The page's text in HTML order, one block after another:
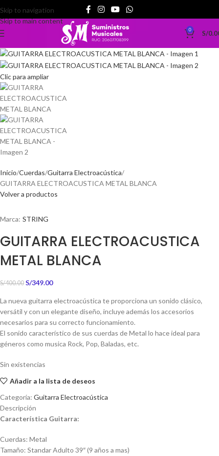
Skip to navigation
Skip to main content
0 S/
OFERTA
AGOTADO
Clic para ampliar
Inicio Cuerdas Guitarra Electroacústica
GUITARRA ELECTROACUSTICA METAL BLANCA
Volver a productos
Marca: STRING
GUITARRA ELECTROACUSTICA
METAL BLANCA
S/400.00 S/349.00
La nueva guitarra electroacústica te proporciona un sonido clásico,
versátil y con un elegante diseño, incluye además los accesorios
necesarios para su correcto funcionamiento.
El sonido característico de sus cuerdas de Metal lo hace ideal para
géneros como musica Rock, Pop, Baladas, etc.
Sin existencias
Añadir a la lista de deseos
Categoría: Guitarra Electroacústica
Descripción
Característica Guitarra:
Cuerdas: Metal
Tamaño: Standar Adulto 39″ (9 años a mas)